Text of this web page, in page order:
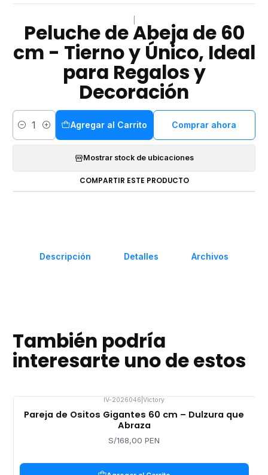
Peluche de Abeja de 60
cm - Tierno y Único, Ideal
para Regalos y
Decoración
Cantidad
Agregar al Carrito Comprar ahora
Mostrar stock de ubicaciones
COMPARTIR ESTE PRODUCTO
Descripción Detalles Archivos
También podría
interesarte uno de estos
IV-2026046 Victory
Pareja de Ositos Gigantes 60 cm – Dulzura que
Abraza
S/168,00 PEN